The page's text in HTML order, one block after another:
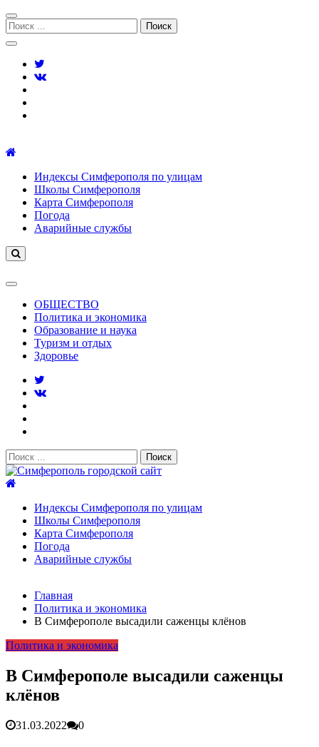
Перейти
к
навигации
Перейти
к
содержимому
Поиск:
Индексы Симферополя по улицам
Школы Симферополя
Карта Симферополя
Погода
Аварийные службы
ОБЩЕСТВО
Политика и экономика
Образование и наука
Туризм и отдых
Здоровье
Поиск:
Индексы Симферополя по улицам
Школы Симферополя
Карта Симферополя
Погода
Аварийные службы
После атаки БПЛА на поезд Москва–Симферополь в
Крыму эвакуировали всех пассажиро...08.06.2026
гарантия, выезд в день обращени...
средства на программу социальн...01.04.2026
Более 25 тысяч «квадратов» преобразятся в ближайшее
время...
от Потёмкинской до Гагарина...
Главная
Политика и экономика
В Симферополе высадили саженцы клёнов
Политика и экономика
В Симферополе высадили саженцы
клёнов
31.03.2022 0